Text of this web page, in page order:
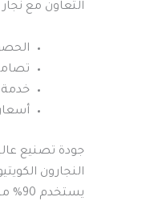
التعاون مع
خدمة
أسعار
جودة تصنيع
النجارون الكويتيون
يستخدم 90% منهم أحدث التقنيات والأدوات لضمان جودة العمل